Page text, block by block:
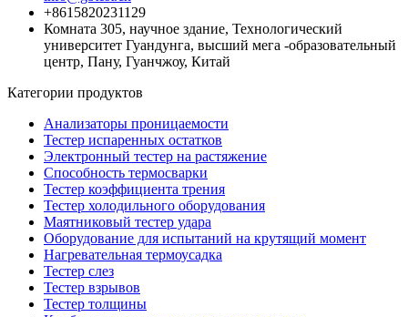
+8615820231129
Комната 305, научное здание, Технологический
университет Гуандунга, высший мега -образовательный
центр, Пану, Гуанчжоу, Китай
Категории продуктов
Анализаторы проницаемости
Тестер испаренных остатков
Электронный тестер на растяжение
Способность термосварки
Тестер коэффициента трения
Тестер холодильного оборудования
Маятниковый тестер удара
Оборудование для испытаний на крутящий момент
Нагревательная термоусадка
Тестер слез
Тестер взрывов
Тестер толщины